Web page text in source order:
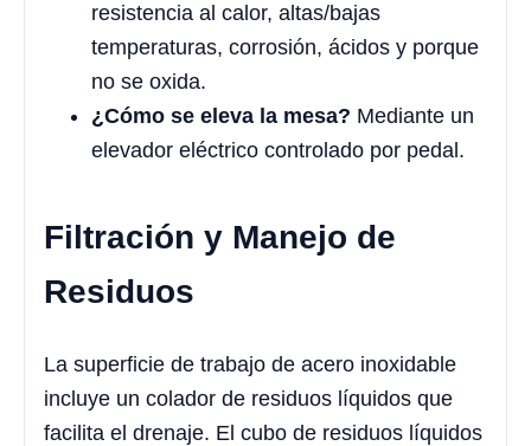
resistencia al calor, altas/bajas
temperaturas, corrosión, ácidos y porque
no se oxida.
¿Cómo se eleva la mesa? Mediante un
elevador eléctrico controlado por pedal.
Filtración y Manejo de
Residuos
La superficie de trabajo de acero inoxidable
incluye un colador de residuos líquidos que
facilita el drenaje. El cubo de residuos líquidos